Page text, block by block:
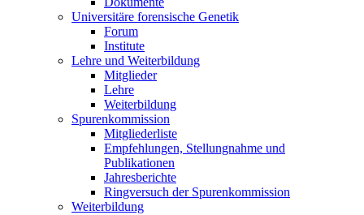
Universitäre forensische Genetik
Forum
Institute
Lehre und Weiterbildung
Mitglieder
Lehre
Weiterbildung
Spurenkommission
Mitgliederliste
Empfehlungen, Stellungnahme und
Publikationen
Jahresberichte
Ringversuch der Spurenkommission
Weiterbildung